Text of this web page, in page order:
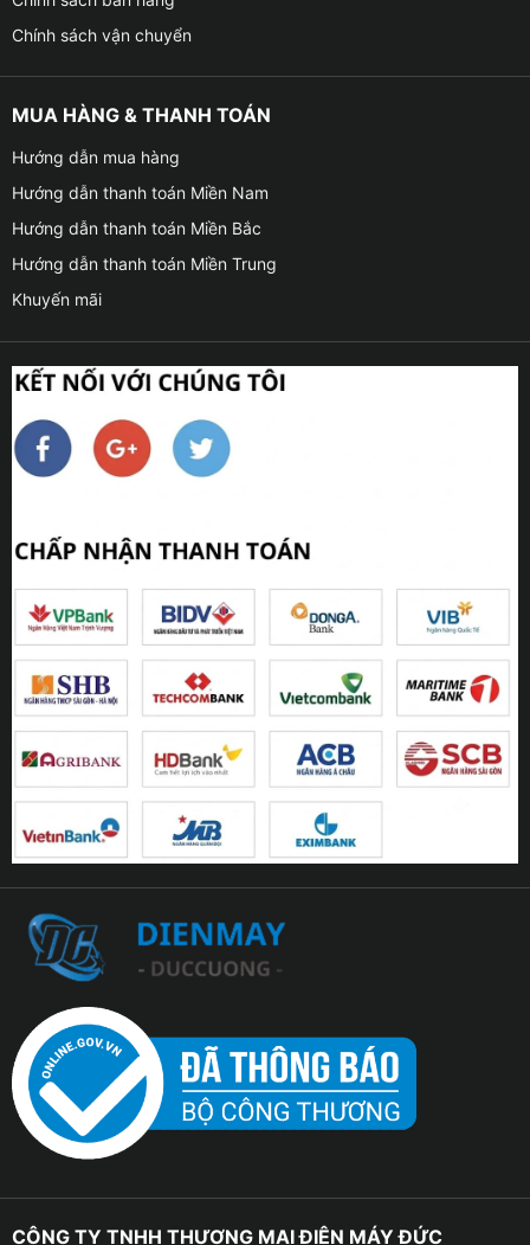
Chính sách vận chuyển
MUA HÀNG & THANH TOÁN
Hướng dẫn mua hàng
Hướng dẫn thanh toán Miền Nam
Hướng dẫn thanh toán Miền Bắc
Hướng dẫn thanh toán Miền Trung
Khuyến mãi
CÔNG TY TNHH THƯƠNG MẠI ĐIỆN MÁY ĐỨC